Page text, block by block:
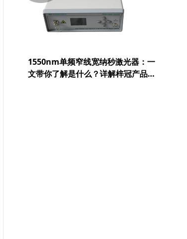
1550nm单频窄线宽纳秒激光器：一
文带你了解是什么？详解梓冠产品在